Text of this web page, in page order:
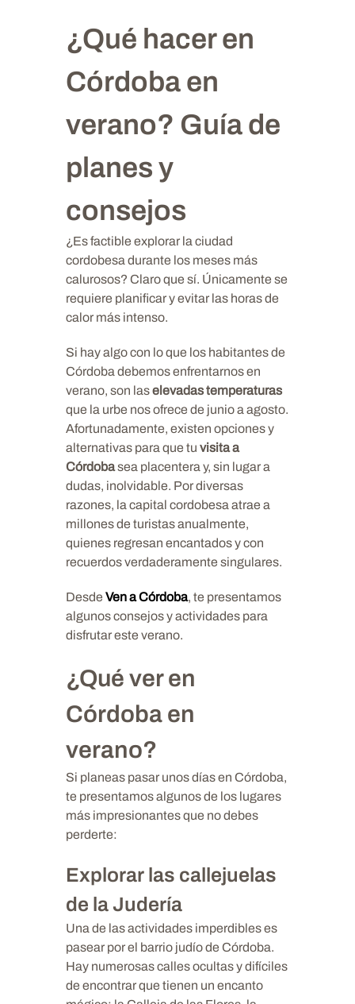
¿Qué hacer en
Córdoba en
verano? Guía de
planes y
consejos
¿Es factible explorar la ciudad
cordobesa durante los meses más
calurosos? Claro que sí. Únicamente se
requiere planificar y evitar las horas de
calor más intenso.
Si hay algo con lo que los habitantes de
Córdoba debemos enfrentarnos en
verano, son laselevadas temperaturas
que la urbe nos ofrece de junio a agosto.
Afortunadamente, existen opciones y
alternativas para que tuvisita a
Córdobasea placentera y, sin lugar a
dudas, inolvidable. Por diversas
razones, la capital cordobesa atrae a
millones de turistas anualmente,
quienes regresan encantados y con
recuerdos verdaderamente singulares.
DesdeVen a Córdoba, te presentamos
algunos consejos y actividades para
disfrutar este verano.
¿Qué ver en
Córdoba en
verano?
Si planeas pasar unos días en Córdoba,
te presentamos algunos de los lugares
más impresionantes que no debes
perderte:
Explorar las callejuelas
de la Judería
Una de las actividades imperdibles es
pasear por el barrio judío de Córdoba.
Hay numerosas calles ocultas y difíciles
de encontrar que tienen un encanto